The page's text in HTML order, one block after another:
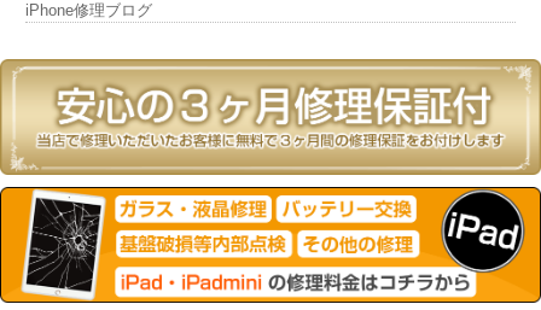
iPhone修理ブログ